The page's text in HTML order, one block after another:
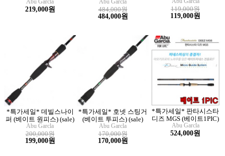
Abu Garcla
219,000원
Abu Garcla
484,000원
484,000원
119,000원
119,000원
*특가세일* 데빌스나이
퍼 (베이트 원피스) (sale)
Abu Garcla
200,000원
199,000원
*특가세일* 호넷 스팅거
(베이트 투피스) (sale)
Abu Garcla
170,000원
170,000원
*특가세일* 판타시스타
디즈 MGS (베이트1PIC)
Abu Garcla
524,000원